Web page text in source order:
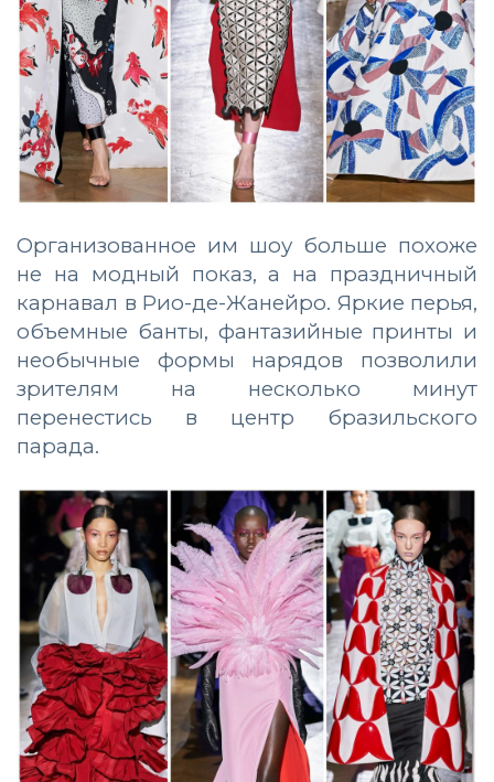
Организованное им шоу больше похоже
не на модный показ, а на праздничный
карнавал в Рио-де-Жанейро. Яркие перья,
объемные банты, фантазийные принты и
необычные формы нарядов позволили
зрителям на несколько минут
перенестись в центр бразильского
парада.